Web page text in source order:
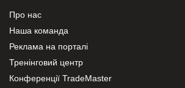
Про нас
Наша команда
Реклама на порталі
Тренінговий центр
Конференції TradeMaster